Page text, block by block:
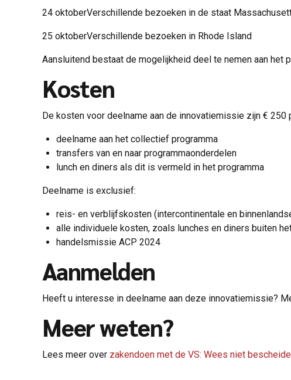
24 oktoberVerschillende bezoeken in de staat
25 oktoberVerschillende bezoeken in Rhode Island
Aansluitend bestaat de mogelijkheid deel te nemen aan
Kosten
De kosten voor deelname aan de innovatiemissie zijn € 250
deelname aan het collectief programma
transfers van en naar programmaonderdelen
lunch en diners als dit is vermeld in het programma
Deelname is exclusief:
reis- en verblijfskosten (intercontinentale en
alle individuele kosten, zoals lunches en diners buiten
handelsmissie ACP 2024
Aanmelden
Heeft u interesse in deelname aan deze innovatiemissie?
Meer weten?
Lees meer over zakendoen met de VS: Wees niet